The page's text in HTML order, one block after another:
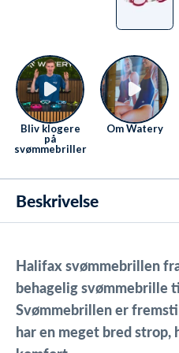
Bliv klogere
på
svømmebriller
Om Watery
Beskrivelse
Halifax svømmebrillen
behagelig svømmebrille
Svømmebrillen er
har en meget bred